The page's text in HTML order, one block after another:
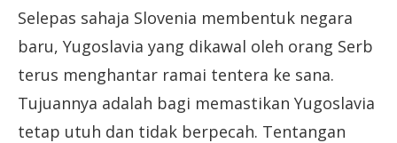
Selepas sahaja Slovenia membentuk negara
baru, Yugoslavia yang dikawal oleh orang Serb
terus menghantar ramai tentera ke sana.
Tujuannya adalah bagi memastikan Yugoslavia
tetap utuh dan tidak berpecah. Tentangan